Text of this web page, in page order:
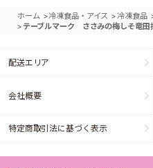
ホーム >冷凍食品・アイス > 冷凍食品
> テーブルマーク ささみの梅しそ竜田
配送エリア
会社概要
特定商取引法に基づく表示